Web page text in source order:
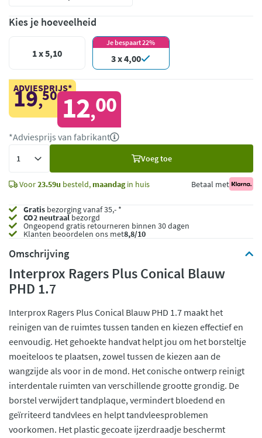
Kies je hoeveelheid
1 x 5,10
Je bespaart 22%
3 x 4,00
ADVIESPRIJS*
19,50 12,00
*Adviesprijs van fabrikant
Voeg toe
Voor23.59u besteld, maandagin huis Betaal met
Gratis bezorging vanaf 35,- *
CO2 neutraalbezorgd
Ongeopend gratis retourneren binnen 30 dagen
Klanten beoordelen ons met8,8/10
Omschrijving
Interprox Ragers Plus Conical Blauw
PHD 1.7
Interprox Ragers Plus Conical Blauw PHD 1.7 maakt het
reinigen van de ruimtes tussen tanden en kiezen effectief en
eenvoudig. Het gehoekte handvat helpt jou om het borsteltje
moeiteloos te plaatsen, zowel tussen de kiezen aan de
wangzijde als voor in de mond. Het conische ontwerp reinigt
interdentale ruimten van verschillende grootte grondig. De
borstel verwijdert tandplaque, vermindert bloedend en
geïrriteerd tandvlees en helpt tandvleesproblemen
voorkomen. Het plastic gecoate ijzerdraadje beschermt